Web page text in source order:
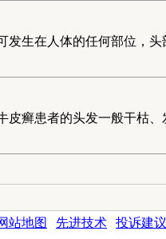
发生在人体的任何部位，
皮癣患者的头发一般干枯
站地图 先进技术
投诉建议